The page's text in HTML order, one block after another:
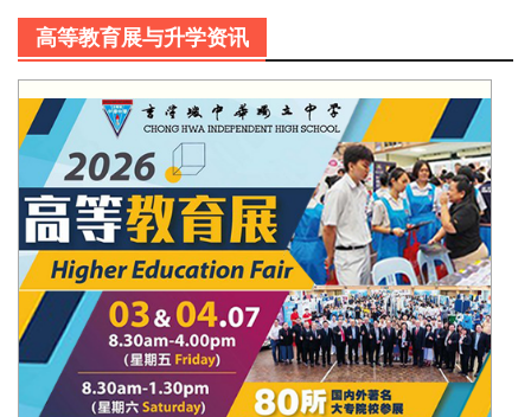
高等教育展与升学资讯